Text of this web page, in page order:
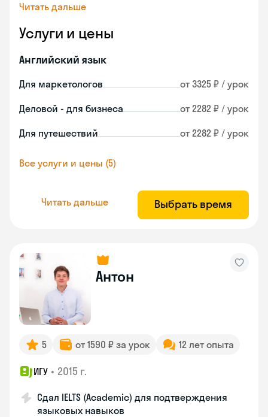
Читать дальше
Услуги и цены
Английский язык
Для маркетологов от 3325 ₽ / урок
Деловой - для бизнеса от 2282 ₽ / урок
Для путешествий от 2282 ₽ / урок
Все услуги и цены (5)
Читать дальше Выбрать время
Антон
5 от 1590 ₽ за урок 12 лет опыта
ИГУ • 2015 г.
Сдал IELTS (Academic) для подтверждения
языковых навыков